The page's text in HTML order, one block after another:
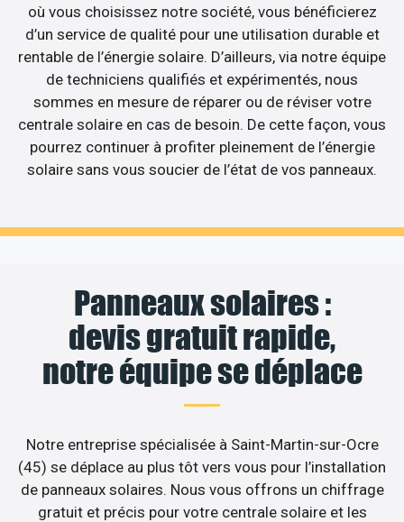
où vous choisissez notre société, vous bénéficierez
d’un service de qualité pour une utilisation durable et
rentable de l’énergie solaire. D’ailleurs, via notre équipe
de techniciens qualifiés et expérimentés, nous
sommes en mesure de réparer ou de réviser votre
centrale solaire en cas de besoin. De cette façon, vous
pourrez continuer à profiter pleinement de l’énergie
solaire sans vous soucier de l’état de vos panneaux.
Panneaux solaires :
devis gratuit rapide,
notre équipe se déplace
Notre entreprise spécialisée à Saint-Martin-sur-Ocre
(45) se déplace au plus tôt vers vous pour l’installation
de panneaux solaires. Nous vous offrons un chiffrage
gratuit et précis pour votre centrale solaire et les